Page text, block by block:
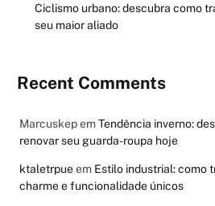
Ciclismo urbano: descubra como
seu maior aliado
Recent Comments
MarcuskepemTendência inverno:
renovar seu guarda-roupa hoje
ktaletrpueem Estilo industrial: como
charme e funcionalidade únicos